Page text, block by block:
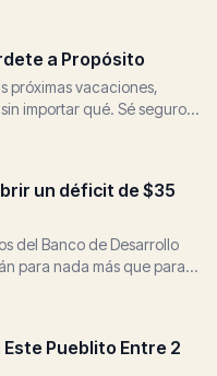
a Propósito
próximas vacaciones,
importar qué. Sé seguro,
un déficit de $35
del Banco de Desarrollo
para nada más que para
Pueblito Entre 2